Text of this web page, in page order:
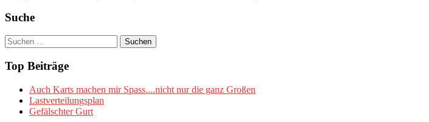
Suche
Suchen
nach:
Top Beiträge
Auch Karts machen mir Spass....nicht nur die ganz Großen
Lastverteilungsplan
Gefälschter Gurt